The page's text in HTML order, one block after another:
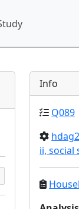
Info
Q089
ii, social